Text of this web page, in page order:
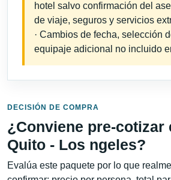
hotel salvo confirmación del
de viaje, seguros y servicios
· Cambios de fecha, selección
equipaje adicional no incluido
DECISIÓN DE COMPRA
¿Conviene pre-cotizar
Quito - Los ngeles?
Evalúa este paquete por lo que